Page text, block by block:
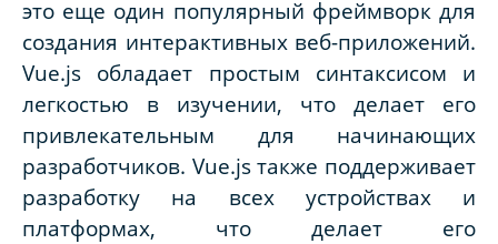
это еще один популярный фреймворк для
создания интерактивных веб-приложений.
Vue.js обладает простым синтаксисом и
легкостью в изучении, что делает его
привлекательным для начинающих
разработчиков. Vue.js также поддерживает
разработку на всех устройствах и
платформах, что делает его